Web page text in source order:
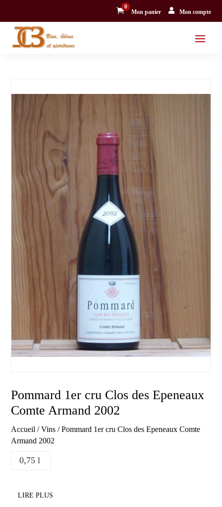

0
Mon panier  Mon compte
Pommard 1er cru Clos des Epeneaux
Comte Armand 2002
Accueil /Vins / Pommard 1er cru Clos des Epeneaux Comte
Armand 2002
0,75 l
LIRE PLUS